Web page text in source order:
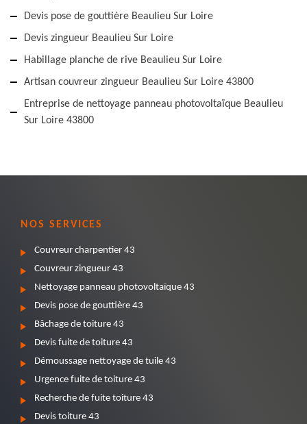
Devis pose de gouttière Beaulieu Sur Loire
Devis zingueur Beaulieu Sur Loire
Habillage planche de rive Beaulieu Sur Loire
Artisan couvreur zingueur Beaulieu Sur Loire 43800
Entreprise de nettoyage panneau photovoltaïque Beaulieu
Sur Loire 43800
NOS SERVICES
Couvreur charpentier 43
Couvreur zingueur 43
Nettoyage panneau photovoltaïque 43
Devis pose de gouttière 43
Bâchage de toiture 43
Devis fuite de toiture 43
Démoussage nettoyage de tuile 43
Urgence fuite de toiture 43
Recherche de fuite toiture 43
Devis toiture 43